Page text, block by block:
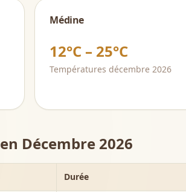
Médine
12°C – 25°C
Températures décembre 2026
Décembre 2026
Durée